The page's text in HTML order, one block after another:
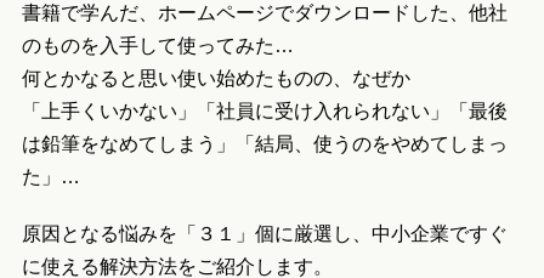
書籍で学んだ、ホームページでダウンロードした、他社
のものを入手して使ってみた…
何とかなると思い使い始めたものの、なぜか
「上手くいかない」「社員に受け入れられない」「最後
は鉛筆をなめてしまう」「結局、使うのをやめてしまっ
た」…
原因となる悩みを「３１」個に厳選し、中小企業ですぐ
に使える解決方法をご紹介します。